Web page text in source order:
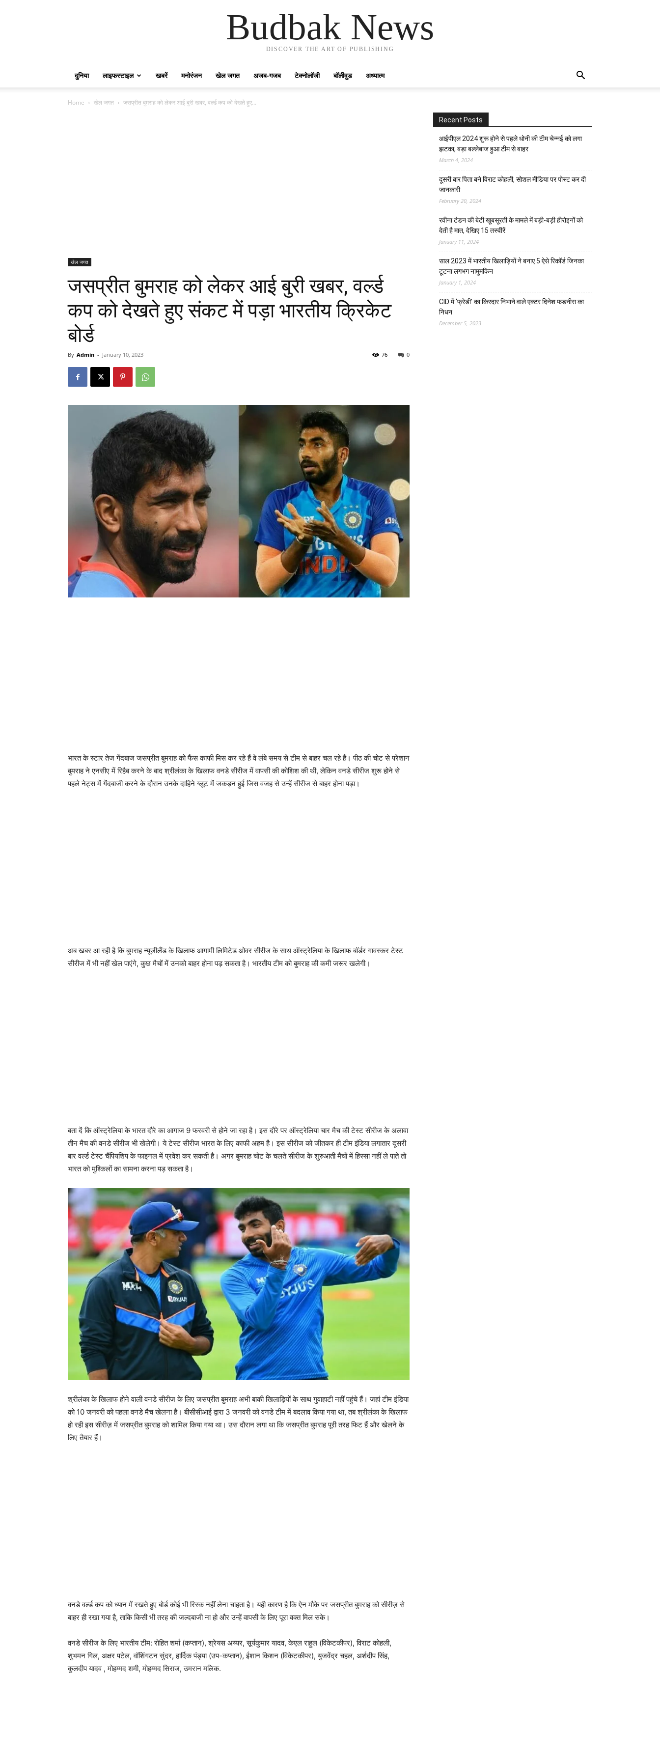
Budbak News
DISCOVER THE ART OF PUBLISHING
दुनिया लाइफस्टाइल खबरें मनोरंजन खेल जगत अजब-गजब टेक्नोलॉजी बॉलीवुड अध्यात्म
Home खेल जगत जसप्रीत बुमराह को लेकर आई बुरी खबर, वर्ल्ड कप को देखते हुए...
खेल जगत
जसप्रीत बुमराह को लेकर आई बुरी खबर, वर्ल्ड
कप को देखते हुए संकट में पड़ा भारतीय क्रिकेट
बोर्ड
By Admin - January 10, 2023 0
76
भारत के स्टार तेज गेंदबाज जसप्रीत बुमराह को फैंस काफी मिस कर रहे हैं वे लंबे समय से टीम से बाहर चल रहे हैं। पीठ की चोट से परेशान
बुमराह ने एनसीए में रिहैब करने के बाद श्रीलंका के खिलाफ वनडे सीरीज में वापसी की कोशिश की थी, लेकिन वनडे सीरीज शुरू होने से
पहले नेट्स में गेंदबाजी करने के दौरान उनके दाहिने ग्लूट में जकड़न हुई जिस वजह से उन्हें सीरीज से बाहर होना पड़ा।
अब खबर आ रही है कि बुमराह न्यूजीलैंड के खिलाफ आगामी लिमिटेड ओवर सीरीज के साथ ऑस्ट्रेलिया के खिलाफ बॉर्डर गावस्कर टेस्ट
सीरीज में भी नहीं खेल पाएंगे, कुछ मैचों में उनको बाहर होना पड़ सकता है। भारतीय टीम को बुमराह की कमी जरूर खलेगी।
बता दें कि ऑस्ट्रेलिया के भारत दौरे का आगाज 9 फरवरी से होने जा रहा है। इस दौरे पर ऑस्ट्रेलिया चार मैच की टेस्ट सीरीज के अलावा
तीन मैच की वनडे सीरीज भी खेलेगी। ये टेस्ट सीरीज भारत के लिए काफी अहम है। इस सीरीज को जीतकर ही टीम इंडिया लगातार दूसरी
बार वर्ल्ड टेस्ट चैंपियशिप के फाइनल में प्रवेश कर सकती है। अगर बुमराह चोट के चलते सीरीज के शुरुआती मैचों में हिस्सा नहीं ले पाते तो
भारत को मुश्किलों का सामना करना पड़ सकता है।
श्रीलंका के खिलाफ होने वाली वनडे सीरीज के लिए जसप्रीत बुमराह अभी बाकी खिलाड़ियों के साथ गुवाहाटी नहीं पहुंचे हैं। जहां टीम इंडिया
को 10 जनवरी को पहला वनडे मैच खेलना है। बीसीसीआई द्वारा 3 जनवरी को वनडे टीम में बदलाव किया गया था, तब श्रीलंका के खिलाफ
हो रही इस सीरीज़ में जसप्रीत बुमराह को शामिल किया गया था। उस दौरान लगा था कि जसप्रीत बुमराह पूरी तरह फिट हैं और खेलने के
लिए तैयार हैं।
वनडे वर्ल्ड कप को ध्यान में रखते हुए बोर्ड कोई भी रिस्क नहीं लेना चाहता है। यही कारण है कि ऐन मौके पर जसप्रीत बुमराह को सीरीज़ से
बाहर ही रखा गया है, ताकि किसी भी तरह की जल्दबाजी ना हो और उन्हें वापसी के लिए पूरा वक्त मिल सके।
वनडे सीरीज के लिए भारतीय टीम: रोहित शर्मा (कप्तान), श्रेयस अय्यर, सूर्यकुमार यादव, केएल राहुल (विकेटकीपर), विराट कोहली,
शुभमन गिल, अक्षर पटेल, वॉशिंगटन सुंदर, हार्दिक पंड्या (उप-कप्तान), ईशान किशन (विकेटकीपर), युजवेंद्र चहल, अर्शदीप सिंह,
कुलदीप यादव , मोहम्मद शमी, मोहम्मद सिराज, उमरान मलिक.
Recent Posts
आईपीएल 2024 शुरू होने से पहले धोनी की टीम चेन्नई को लगा
झटका, बड़ा बल्लेबाज हुआ टीम से बाहर
March 4, 2024
दूसरी बार‌ पिता बने विराट कोहली, सोशल मीडिया पर पोस्ट कर दी‌
जानकारी
February 20, 2024
रवीना टंडन की बेटी खूबसूरती के मामले में बड़ी-बड़ी हीरोइनों को
देती है मात, देखिए 15 तस्वीरें
January 11, 2024
साल 2023 में भारतीय खिलाड़ियों ने बनाए 5 ऐसे रिकॉर्ड जिनका
टूटना लगभग नामुमकिन
January 1, 2024
CID में ‘फ्रेडी’ का किरदार निभाने वाले एक्टर दिनेश फडनीस का
निधन
December 5, 2023